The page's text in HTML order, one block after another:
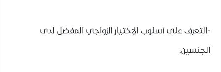
-التعرف على أسلوب الإختيار الزواجي المفضل لدى
الجنسين.